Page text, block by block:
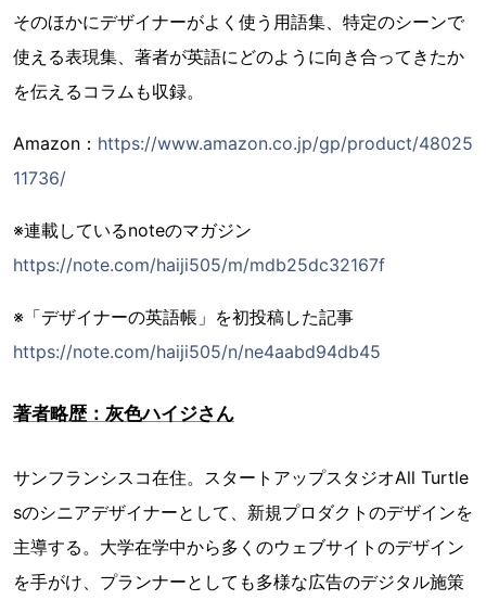
そのほかにデザイナーがよく使う用語集、特定のシーンで
使える表現集、著者が英語にどのように向き合ってきたか
を伝えるコラムも収録。
Amazon： https://www.amazon.co.jp/gp/product/48025
11736/
※連載しているnoteのマガジン
https://note.com/haiji505/m/mdb25dc32167f
※「デザイナーの英語帳」を初投稿した記事
https://note.com/haiji505/n/ne4aabd94db45
著者略歴：灰色ハイジさん
サンフランシスコ在住。スタートアップスタジオAll Turtle
sのシニアデザイナーとして、新規プロダクトのデザインを
主導する。大学在学中から多くのウェブサイトのデザイン
を手がけ、プランナーとしても多様な広告のデジタル施策